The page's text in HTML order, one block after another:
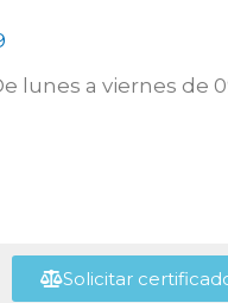
lunes a viernes de
Solicitar